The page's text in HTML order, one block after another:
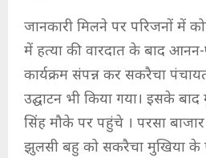
जानकारी मिलने पर परिजनों में
में हत्या की वारदात के बाद आनन-
कार्यक्रम संपन्न कर सकरैचा
उद्घाटन भी किया गया। इसके
सिंह मौके पर पहुंचे । परसा
झुलसी बहु को सकरैचा मुखिया